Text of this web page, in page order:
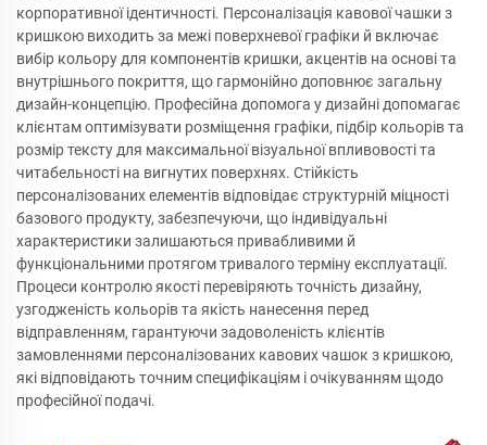
корпоративної ідентичності. Персоналізація кавової чашки з
кришкою виходить за межі поверхневої графіки й включає
вибір кольору для компонентів кришки, акцентів на основі та
внутрішнього покриття, що гармонійно доповнює загальну
дизайн-концепцію. Професійна допомога у дизайні допомагає
клієнтам оптимізувати розміщення графіки, підбір кольорів та
розмір тексту для максимальної візуальної впливовості та
читабельності на вигнутих поверхнях. Стійкість
персоналізованих елементів відповідає структурній міцності
базового продукту, забезпечуючи, що індивідуальні
характеристики залишаються привабливими й
функціональними протягом тривалого терміну експлуатації.
Процеси контролю якості перевіряють точність дизайну,
узгодженість кольорів та якість нанесення перед
відправленням, гарантуючи задоволеність клієнтів
замовленнями персоналізованих кавових чашок з кришкою,
які відповідають точним специфікаціям і очікуванням щодо
професійної подачі.